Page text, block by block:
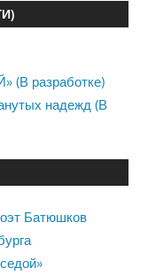
(В разработке)
надежд (В
Батюшков